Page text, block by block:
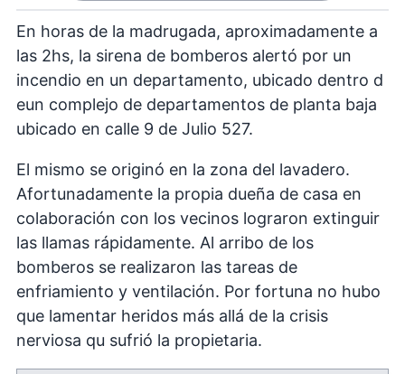
En horas de la madrugada, aproximadamente a
las 2hs, la sirena de bomberos alertó por un
incendio en un departamento, ubicado dentro d
eun complejo de departamentos de planta baja
ubicado en calle 9 de Julio 527.
El mismo se originó en la zona del lavadero.
Afortunadamente la propia dueña de casa en
colaboración con los vecinos lograron extinguir
las llamas rápidamente. Al arribo de los
bomberos se realizaron las tareas de
enfriamiento y ventilación. Por fortuna no hubo
que lamentar heridos más allá de la crisis
nerviosa qu sufrió la propietaria.